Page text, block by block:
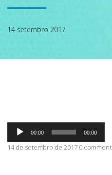
CONTATO
14 setembro 2017
Tocador
áudio
00:00 00:00
14 de setembro de 2017 0 comment